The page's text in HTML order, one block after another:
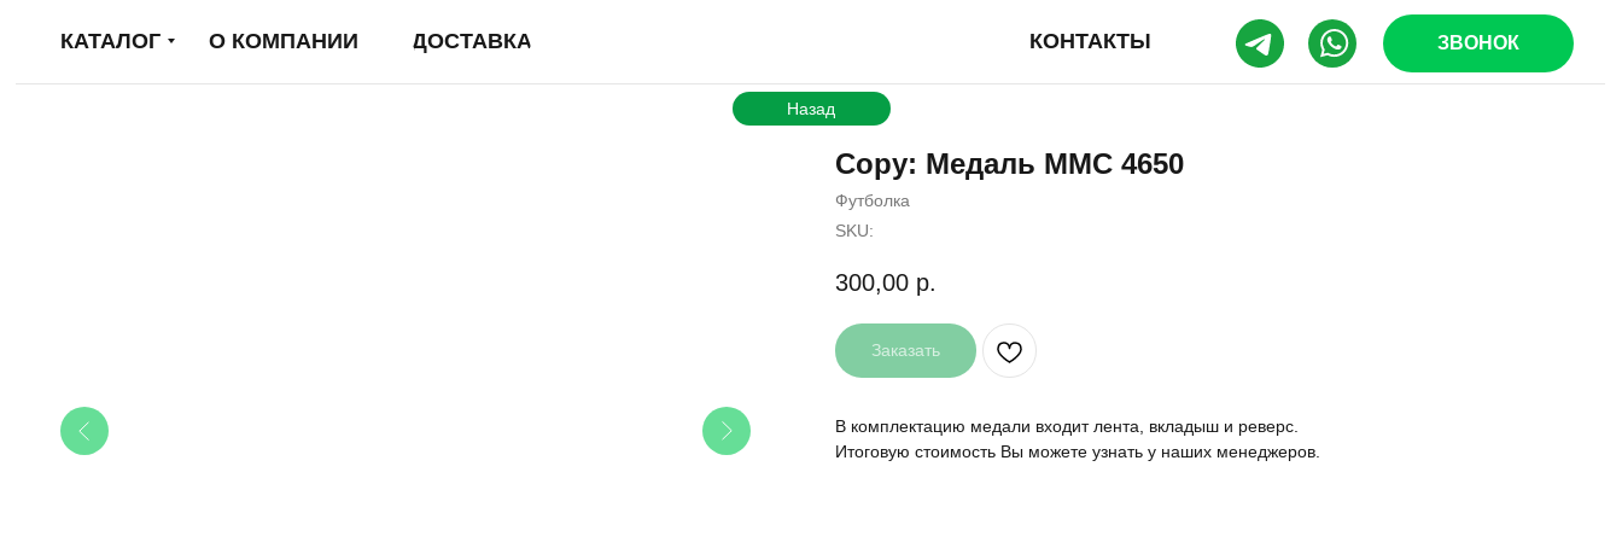
КАТАЛОГ КОНТАКТЫ
О КОМПАНИИ ДОСТАВКА ЗВОНОК
Назад
Copy: Медаль ММС 4650
Футболка
SKU:
300,00 р.
Заказать
В комплектацию медали входит лента, вкладыш и реверс.
Итоговую стоимость Вы можете узнать у наших менеджеров.